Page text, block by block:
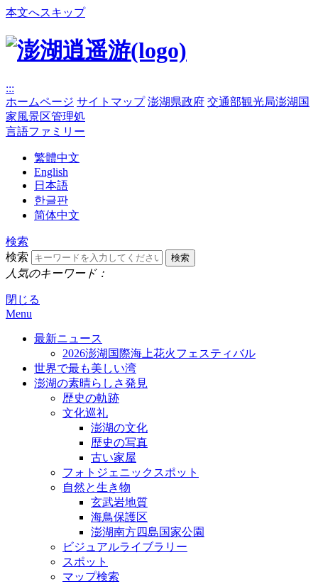
本文へスキップ
:::
ホームページ サイトマップ 澎湖県政府 交通部観光局澎湖国
家風景区管理処
言語ファミリー
繁體中文
English
日本語
한글판
简体中文
検索
検索
人気のキーワード：
閉じる
Menu
最新ニュース
2026澎湖国際海上花火フェスティバル
世界で最も美しい湾
澎湖の素晴らしさ発見
歴史の軌跡
文化巡礼
澎湖の文化
歴史の写真
古い家屋
フォトジェニックスポット
自然と生き物
玄武岩地質
海鳥保護区
澎湖南方四島国家公園
ビジュアルライブラリー
スポット
マップ検索